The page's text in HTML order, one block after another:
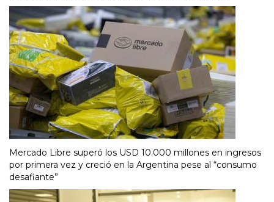
Mercado Libre superó los USD 10.000 millones en ingresos
por primera vez y creció en la Argentina pese al “consumo
desafiante”